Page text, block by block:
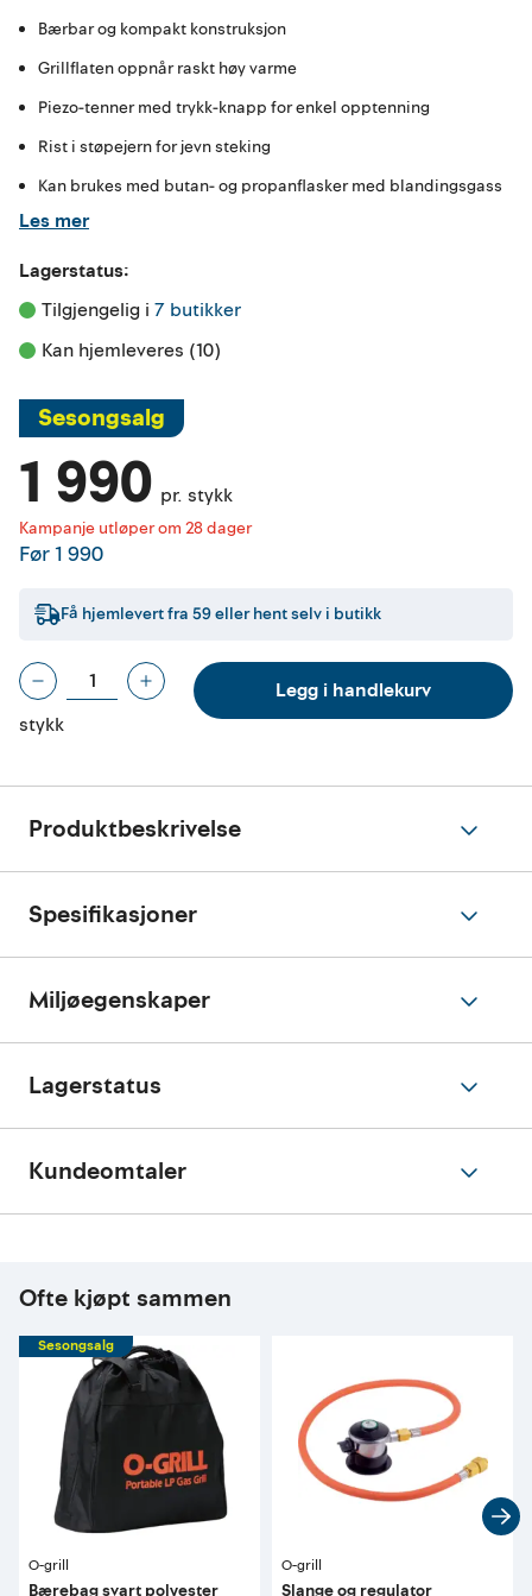
Bærbar og kompakt konstruksjon
Grillflaten oppnår raskt høy varme
Piezo-tenner med trykk-knapp for enkel opptenning
Rist i støpejern for jevn steking
Kan brukes med butan- og propanflasker med blandingsgass
Les mer
Lagerstatus:
Tilgjengelig i 7 butikker
Kan hjemleveres (10)
Sesongsalg
Kampanje utløper om 28 dager
1 990 pr. stykk
Før1 990
Få hjemlevert fra 59eller hent selv i butikk
stykk
Legg i handlekurv
Produktbeskrivelse
Spesifikasjoner
Miljøegenskaper
Lagerstatus
Kundeomtaler
Ofte kjøpt sammen
Sesongsalg
O-grill
Bærebag svart polyester
O-grill
Slange og regulator